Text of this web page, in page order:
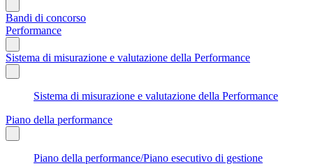
Bandi di concorso
Performance
Sistema di misurazione e valutazione della Performance
Sistema di misurazione e valutazione della Performance
Piano della performance
Piano della performance/Piano esecutivo di gestione